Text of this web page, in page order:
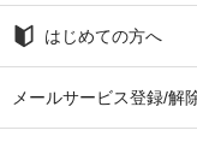
はじめての方へ
メールサービス登録/解